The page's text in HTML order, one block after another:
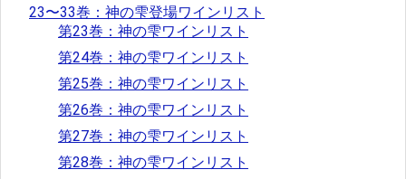
23〜33巻：神の雫登場ワインリスト
第23巻：神の雫ワインリスト
第24巻：神の雫ワインリスト
第25巻：神の雫ワインリスト
第26巻：神の雫ワインリスト
第27巻：神の雫ワインリスト
第28巻：神の雫ワインリスト